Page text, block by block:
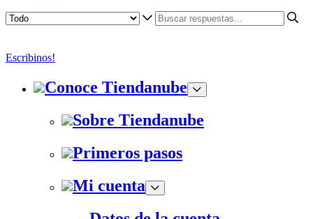
Escribinos!
Conoce Tiendanube
Sobre Tiendanube
Primeros pasos
Mi cuenta